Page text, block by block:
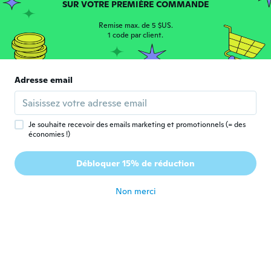
V Victor
Inscrit depuis 2019 · 7 avis
Benoit
Inscrit depuis 2016 · 55 avis · 2 chargements
SUR VOTRE PREMIÈRE COMMANDE
Remise max. de 5 $US.
1 code par client.
Adresse email
Je souhaite recevoir des emails marketing et promotionnels (= des
économies !)
Débloquer 15% de réduction
Non merci